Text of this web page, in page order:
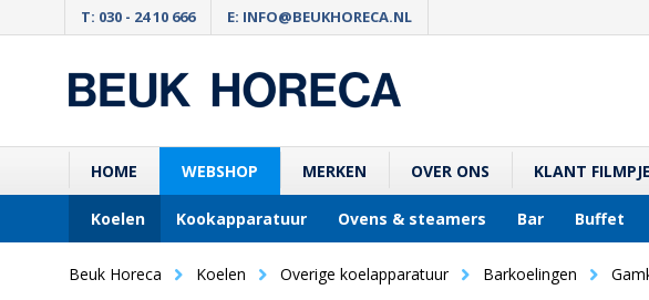
T: 030 - 24 10 666 E: INFO@BEUKHORECA.NL
HOME WEBSHOP MERKEN OVER ONS KLANT
Koelen Kookapparatuur Ovens & steamers Bar Buffet
Beuk Horeca Koelen Overige koelapparatuur Barkoelingen